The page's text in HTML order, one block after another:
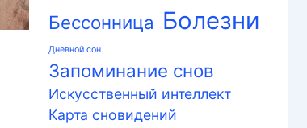
Бессонница Болезни
Дневной сон
Запоминание снов
Искусственный интеллект
Карта сновидений